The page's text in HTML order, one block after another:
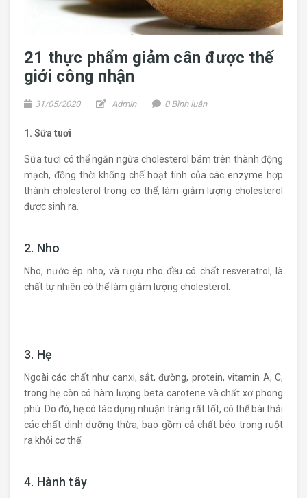
21 thực phẩm giảm cân được thế
giới công nhận
31/05/2020 Admin 0 Bình luận
1. Sữa tuơi
Sữa tươi có thể ngăn ngừa cholesterol bám trên thành động
mạch, đồng thời khống chế hoạt tính của các enzyme hợp
thành cholesterol trong cơ thể, làm giảm lượng cholesterol
được sinh ra.
2. Nho
Nho, nước ép nho, và rượu nho đều có chất resveratrol, là
chất tự nhiên có thể làm giảm lượng cholesterol.
3. Hẹ
Ngoài các chất như canxi, sắt, đường, protein, vitamin A, C,
trong hẹ còn có hàm lượng beta carotene và chất xơ phong
phú. Do đó, hẹ có tác dụng nhuận tràng rất tốt, có thể bài thải
các chất dinh dưỡng thừa, bao gồm cả chất béo trong ruột
ra khỏi cơ thể.
4. Hành tây